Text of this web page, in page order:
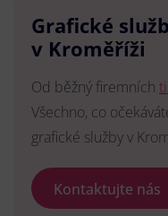
Grafické
v Kroměříži
Od běžný firemních
Všechno, co
grafické služby v
Kontaktujte nás